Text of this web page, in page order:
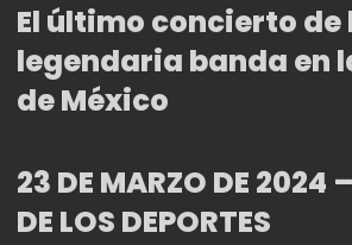
El último concierto de
legendaria banda en
de México
23 DE MARZO DE 2024
DE LOS DEPORTES